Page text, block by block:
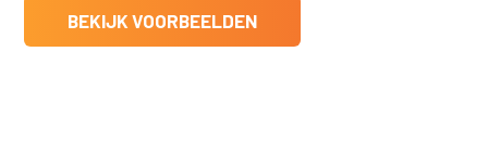
BEKIJK VOORBEELDEN